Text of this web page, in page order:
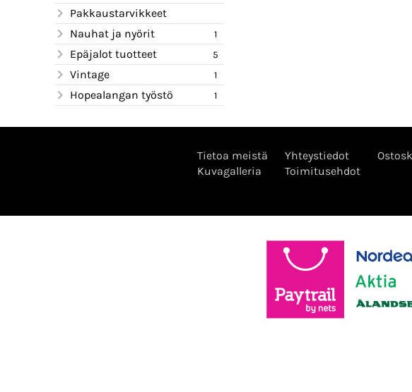
Pakkaustarvikkeet
Nauhat ja nyörit
1
Epäjalot tuotteet 5
Vintage 1
Hopealangan työstö 1
Tietoa meistä
Kuvagalleria
Yhteystiedot
Toimitusehdot